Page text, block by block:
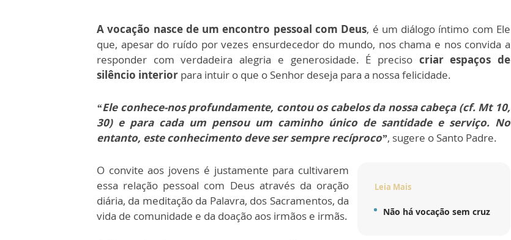
A vocação nasce de um encontro pessoal com Deus, é um diálogo íntimo com Ele
que, apesar do ruído por vezes ensurdecedor do mundo, nos chama e nos convida a
responder com verdadeira alegria e generosidade. É preciso criar espaços de
silêncio interior para intuir o que o Senhor deseja para a nossa felicidade.
“Ele conhece-nos profundamente, contou os cabelos da nossa cabeça (cf. Mt 10,
30) e para cada um pensou um caminho único de santidade e serviço. No
entanto, este conhecimento deve ser sempre recíproco”, sugere o Santo Padre.
Leia Mais
Não há vocação sem cruz
O convite aos jovens é justamente para cultivarem
essa relação pessoal com Deus através da oração
diária, da meditação da Palavra, dos Sacramentos, da
vida de comunidade e da doação aos irmãos e irmãs.